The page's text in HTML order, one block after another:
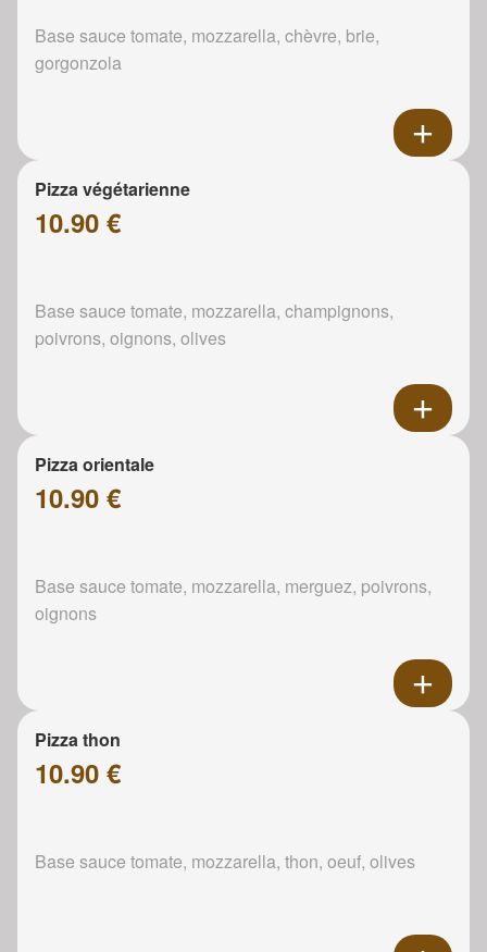
Base sauce tomate, mozzarella, chèvre, brie,
gorgonzola
Pizza végétarienne
10.90 €
Base sauce tomate, mozzarella, champignons,
poivrons, oignons, olives
Pizza orientale
10.90 €
Base sauce tomate, mozzarella, merguez, poivrons,
oignons
Pizza thon
10.90 €
Base sauce tomate, mozzarella, thon, oeuf, olives